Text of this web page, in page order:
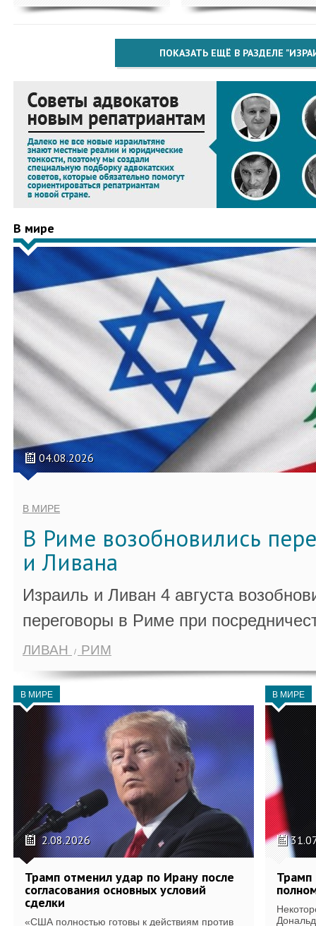
ПОКАЗАТЬ ЕЩЁ В РАЗДЕЛЕ
В мире
04.08.2026
В МИРЕ
В Риме возобновились
и Ливана
Израиль и Ливан 4 августа
переговоры в Риме при
ЛИВАН РИМ
В МИРЕ
2.08.2026
Трамп отменил удар по Ирану после
согласования основных условий
сделки
«США полностью готовы к действиям против
В МИРЕ
Трамп